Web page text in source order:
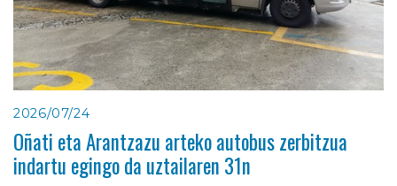
2026/07/24
Oñati eta Arantzazu arteko autobus zerbitzua
indartu egingo da uztailaren 31n